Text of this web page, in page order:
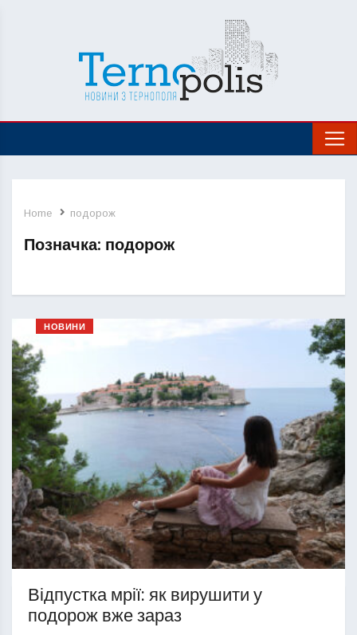
Home подорож
Позначка: подорож
НОВИНИ
Відпустка мрії: як вирушити у
подорож вже зараз